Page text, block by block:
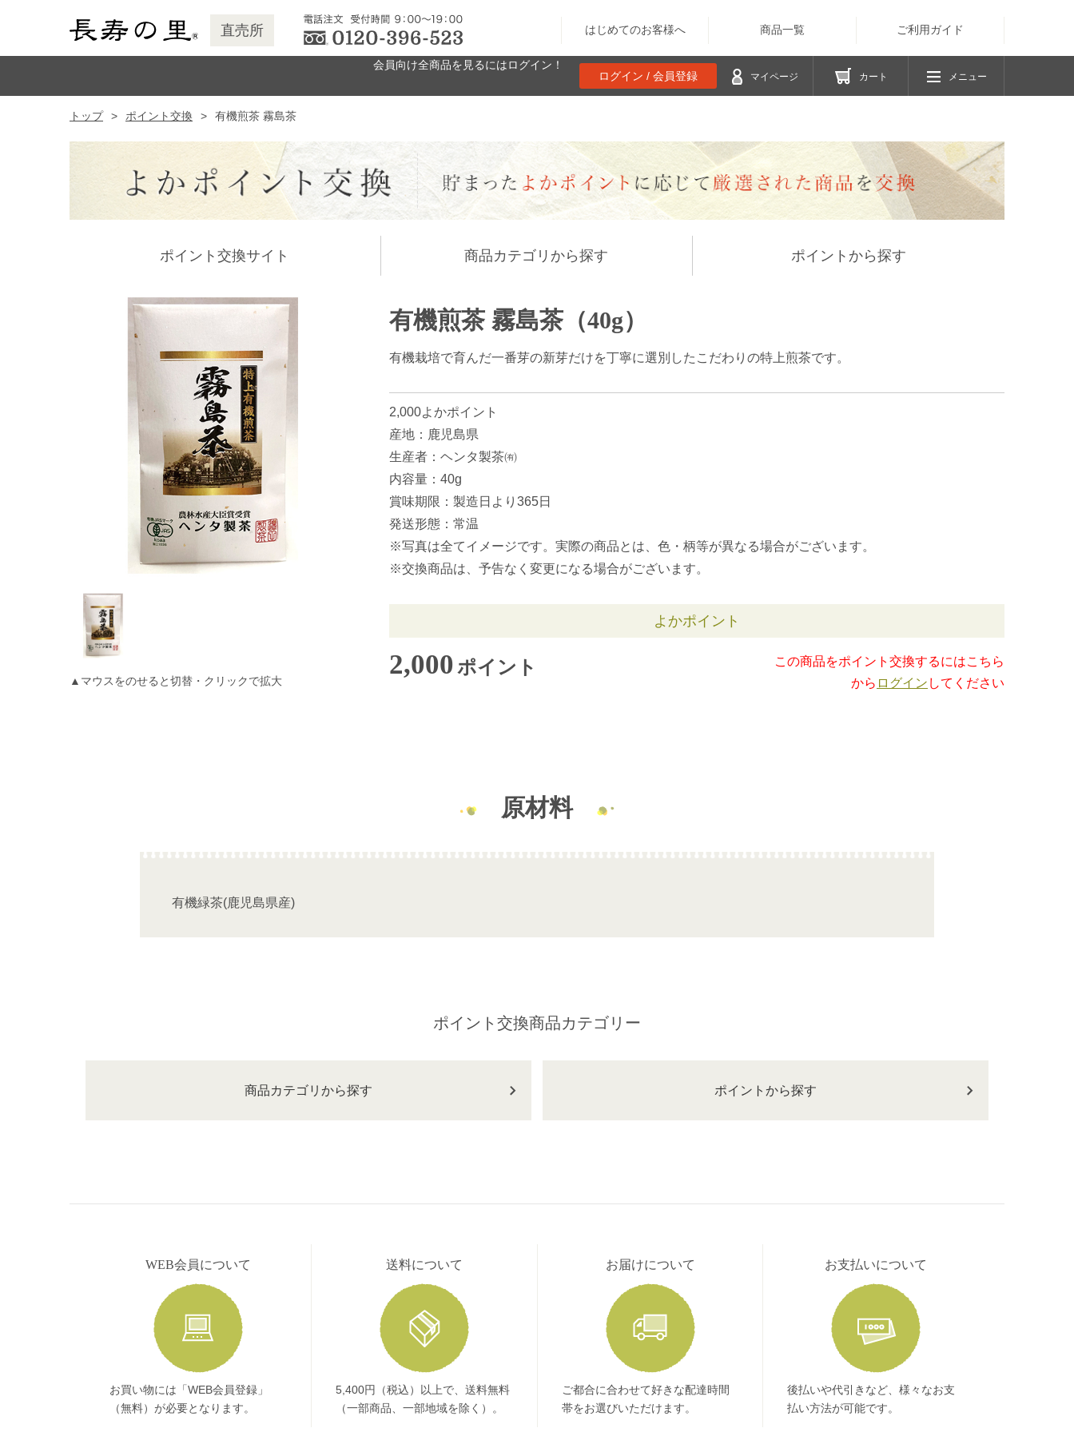
直売所 はじめてのお客様へ 商品一覧 ご利用ガイド
会員向け全商品を見るにはログイン！
ログイン / 会員登録
マイページ カート メニュー
トップ ポイント交換 有機煎茶 霧島茶
ポイント交換サイト 商品カテゴリから探す ポイントから探す
▲マウスをのせると切替・クリックで拡大
有機煎茶 霧島茶（40g）
有機栽培で育んだ一番芽の新芽だけを丁寧に選別したこだわりの特上煎茶です。
2,000よかポイント
産地：鹿児島県
生産者：ヘンタ製茶㈲
内容量：40g
賞味期限：製造日より365日
発送形態：常温
※写真は全てイメージです。実際の商品とは、色・柄等が異なる場合がございます。
※交換商品は、予告なく変更になる場合がございます。
よかポイント
2,000ポイント
この商品をポイント交換するにはこちら
から ログイン してください
原材料
有機緑茶(鹿児島県産)
ポイント交換商品カテゴリー
商品カテゴリから探す ポイントから探す
WEB会員について
お買い物には「WEB会員登録」
（無料）が必要となります。
送料について
5,400円（税込）以上で、送料無料
（一部商品、一部地域を除く）。
お届けについて
ご都合に合わせて好きな配達時間
帯をお選びいただけます。
お支払いについて
後払いや代引きなど、様々なお支
払い方法が可能です。